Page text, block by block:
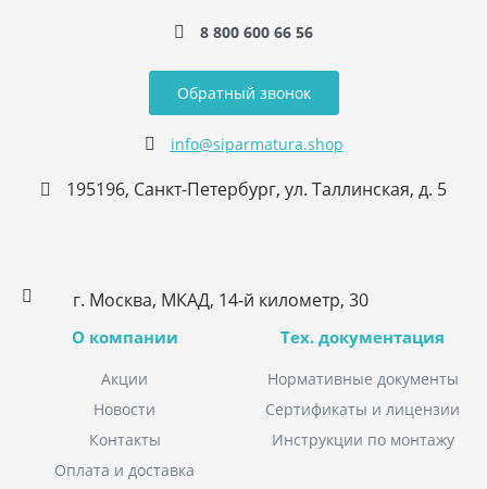
8 800 600 66 56
Обратный звонок
info@siparmatura.shop
195196, Санкт-Петербург, ул. Таллинская, д. 5
г. Москва, МКАД, 14-й километр, 30
О компании
Акции
Новости
Контакты
Оплата и доставка
Тех. документация
Нормативные документы
Сертификаты и лицензии
Инструкции по монтажу